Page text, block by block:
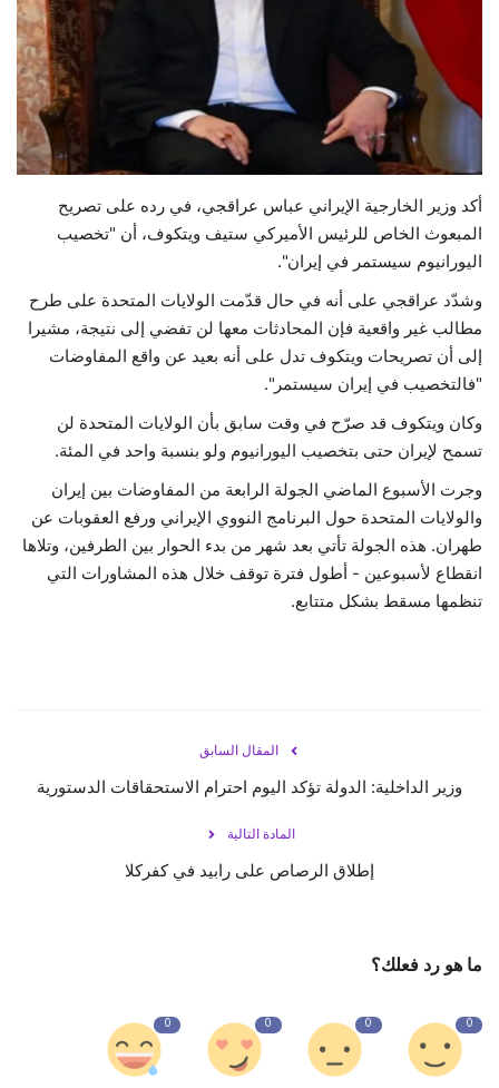
أكد وزير الخارجية الإيراني عباس عراقجي، في رده على تصريح
المبعوث الخاص للرئيس الأميركي ستيف ويتكوف، أن "تخصيب
اليورانيوم سيستمر في إيران".
وشدّد عراقجي على أنه في حال قدّمت الولايات المتحدة على طرح
مطالب غير واقعية فإن المحادثات معها لن تفضي إلى نتيجة، مشيرا
إلى أن تصريحات ويتكوف تدل على أنه بعيد عن واقع المفاوضات
"فالتخصيب في إيران سيستمر".
وكان ويتكوف قد صرّح في وقت سابق بأن الولايات المتحدة لن
تسمح لإيران حتى بتخصيب اليورانيوم ولو بنسبة واحد في المئة.
وجرت الأسبوع الماضي الجولة الرابعة من المفاوضات بين إيران
والولايات المتحدة حول البرنامج النووي الإيراني ورفع العقوبات عن
طهران. هذه الجولة تأتي بعد شهر من بدء الحوار بين الطرفين، وتلاها
انقطاع لأسبوعين - أطول فترة توقف خلال هذه المشاورات التي
تنظمها مسقط بشكل متتابع.
المقال السابق
وزير الداخلية: الدولة تؤكد اليوم احترام الاستحقاقات الدستورية
المادة التالية
إطلاق الرصاص على رابيد في كفركلا
ما هو رد فعلك؟
0
0
0
0